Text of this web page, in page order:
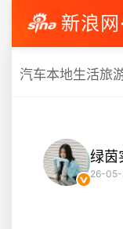
新浪网·
汽车本地生活旅
绿茵
26-